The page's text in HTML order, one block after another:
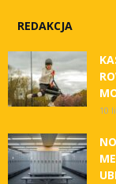
REDAKCJA
10